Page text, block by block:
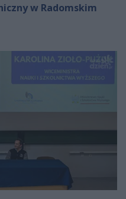
w Radomskim